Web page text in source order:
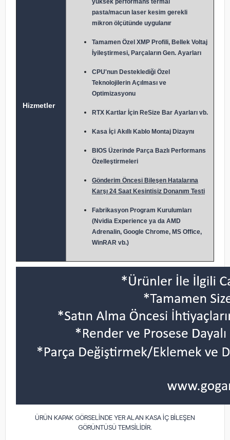
Hizmetler
yüksek performans termal
pasta/macun laser kesim gerekli
mikron ölçütünde uygulanır
Tamamen Özel XMP Profili, Bellek Voltaj
İyileştirmesi, Parçaların Gen. Ayarları
CPU'nun Desteklediği Özel
Teknolojilerin Açılması ve
Optimizasyonu
RTX Kartlar İçin ReSize Bar Ayarları vb.
Kasa İçi Akıllı Kablo Montaj Dizaynı
BIOS Üzerinde Parça Bazlı Performans
Özelleştirmeleri
Gönderim Öncesi Bileşen Hatalarına
Karşı 24 Saat Kesintisiz Donanım Testi
Fabrikasyon Program Kurulumları
(Nvidia Experience ya da AMD
Adrenalin, Google Chrome, MS Office,
WinRAR vb.)
ÜRÜN KAPAK GÖRSELİNDE YER ALAN KASA İÇ BİLEŞEN
GÖRÜNTÜSÜ TEMSİLİDİR.